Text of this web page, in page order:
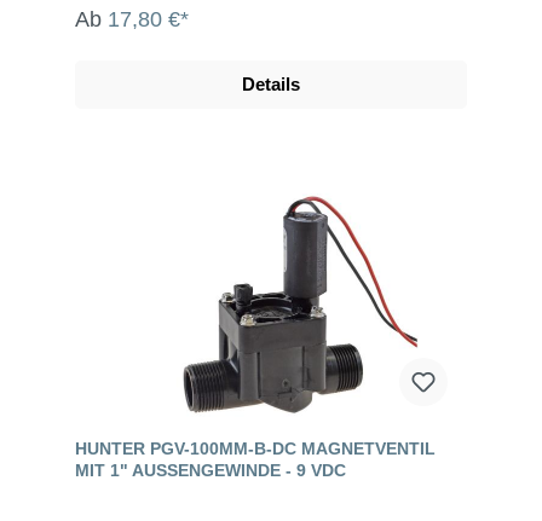
Ab 17,80 €*
Details
HUNTER PGV-100MM-B-DC MAGNETVENTIL
MIT 1" AUSSENGEWINDE - 9 VDC